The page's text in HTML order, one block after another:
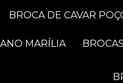
BROCA DE CAVAR
MARÍLIA